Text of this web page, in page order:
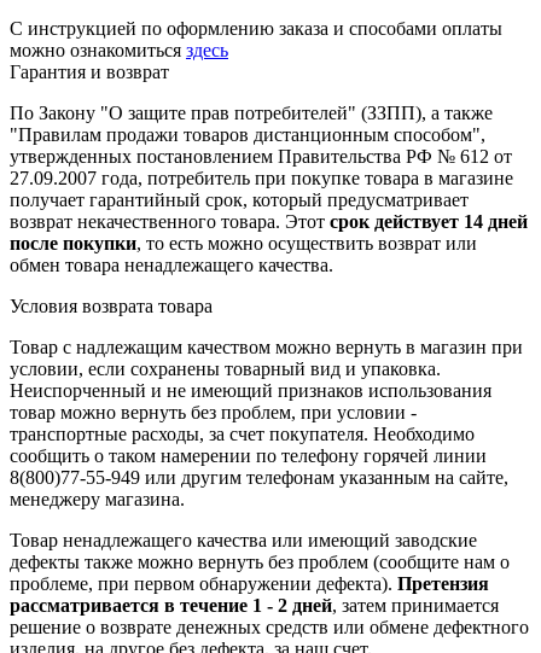
С инструкцией по оформлению заказа и способами оплаты
можно ознакомиться здесь
Гарантия и возврат
По Закону "О защите прав потребителей" (ЗЗПП), а также
"Правилам продажи товаров дистанционным способом",
утвержденных постановлением Правительства РФ № 612 от
27.09.2007 года, потребитель при покупке товара в магазине
получает гарантийный срок, который предусматривает
возврат некачественного товара. Этот срок действует 14 дней
после покупки, то есть можно осуществить возврат или
обмен товара ненадлежащего качества.
Условия возврата товара
Товар с надлежащим качеством можно вернуть в магазин при
условии, если сохранены товарный вид и упаковка.
Неиспорченный и не имеющий признаков использования
товар можно вернуть без проблем, при условии -
транспортные расходы, за счет покупателя. Необходимо
сообщить о таком намерении по телефону горячей линии
8(800)77-55-949 или другим телефонам указанным на сайте,
менеджеру магазина.
Товар ненадлежащего качества или имеющий заводские
дефекты также можно вернуть без проблем (сообщите нам о
проблеме, при первом обнаружении дефекта). Претензия
рассматривается в течение 1 - 2 дней, затем принимается
решение о возврате денежных средств или обмене дефектного